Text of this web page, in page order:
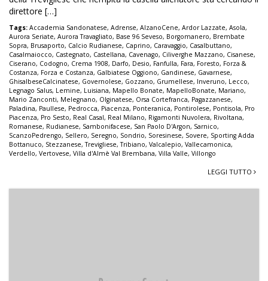
direttore […]
Tags: Accademia Sandonatese, Adrense, AlzanoCene, Ardor Lazzate, Asola,
Aurora Seriate, Aurora Travagliato, Base 96 Seveso, Borgomanero, Brembate
Sopra, Brusaporto, Calcio Rudianese, Caprino, Caravaggio, Casalbuttano,
Casalmaiocco, Castegnato, Castellana, Cavenago, Ciliverghe Mazzano, Cisanese,
Ciserano, Codogno, Crema 1908, Darfo, Desio, Fanfulla, Fara, Foresto, Forza &
Costanza, Forza e Costanza, Galbiatese Oggiono, Gandinese, Gavarnese,
GhisalbeseCalcinatese, Governolese, Gozzano, Grumellese, Inveruno, Lecco,
Legnago Salus, Lemine, Luisiana, Mapello Bonate, MapelloBonate, Mariano,
Mario Zanconti, Melegnano, Olginatese, Orsa Cortefranca, Pagazzanese,
Paladina, Paullese, Pedrocca, Piacenza, Ponteranica, Pontirolese, Pontisola, Pro
Piacenza, Pro Sesto, Real Casal, Real Milano, Rigamonti Nuvolera, Rivoltana,
Romanese, Rudianese, Sambonifacese, San Paolo D'Argon, Sarnico,
ScanzoPedrengo, Sellero, Seregno, Sondrio, Soresinese, Sovere, Sporting Adda
Bottanuco, Stezzanese,Trevigliese,Tribiano, Valcalepio, Vallecamonica,
Verdello, Vertovese, Villa d'Almè Val Brembana, Villa Valle, Villongo
LEGGI TUTTO